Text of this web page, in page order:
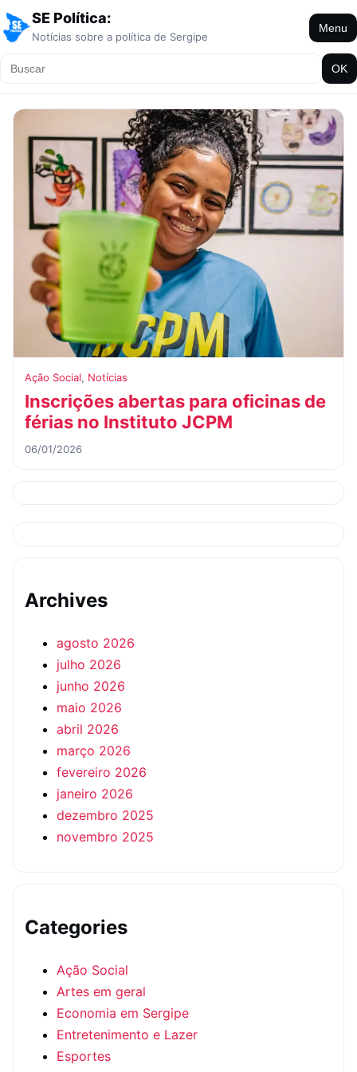
SE Política:
Notícias sobre a política de Sergipe
Menu
OK
Ação Social, Notícias
Inscrições abertas para oficinas de
férias no Instituto JCPM
06/01/2026
Archives
agosto 2026
julho 2026
junho 2026
maio 2026
abril 2026
março 2026
fevereiro 2026
janeiro 2026
dezembro 2025
novembro 2025
Categories
Ação Social
Artes em geral
Economia em Sergipe
Entretenimento e Lazer
Esportes